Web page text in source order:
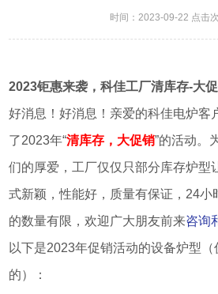
时间：2023-09-22 点击
2023钜惠来袭，科佳工厂清库存-大
好消息！好消息！亲爱的科佳电炉客
了2023年“清库存，大促销”的活动。
们的厚爱，工厂仅仅只部分库存炉型
式新颖，性能好，质量有保证，24小
的数量有限，欢迎广大朋友前来咨询
以下是2023年促销活动的设备炉型
的）：